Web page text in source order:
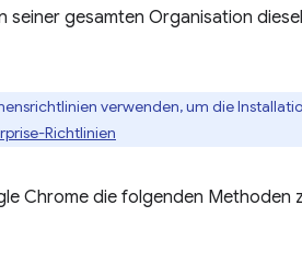
seiner gesamten Organisation
verwenden, um die
Richtlinien
Chrome die folgenden Methoden